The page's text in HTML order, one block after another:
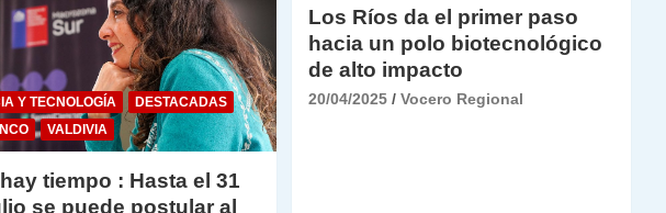
Y TECNOLOGÍA
DESTACADAS
VALDIVIA
tiempo : Hasta el 31
se puede postular al
Los Ríos da el primer paso
hacia un polo biotecnológico
de alto impacto
20/04/2025 Vocero Regional